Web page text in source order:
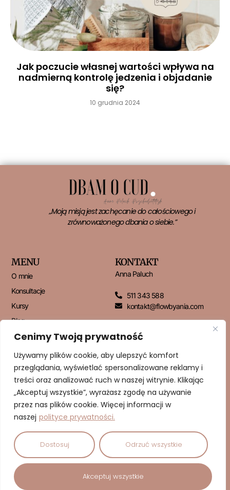
Cenimy Twoją prywatność
Używamy plików cookie, aby ulepszyć komfort
przeglądania, wyświetlać spersonalizowane reklamy i
treści oraz analizować ruch w naszej witrynie. Klikając
„Akceptuj wszystkie”, wyrażasz zgodę na używanie
przez nas plików cookie. Więcej informacji w
naszej polityce prywatności.
Dostosuj Odrzuć wszystkie
Akceptuj wszystkie
Jak poczucie własnej wartości wpływa na
nadmierną kontrolę jedzenia i objadanie
się?
10 grudnia 2024
„Moją misją jest zachęcanie do całościowego i
zrównoważonego dbania o siebie.”
MENU
O mnie
Konsultacje
Kursy
Blog
Kontakt
KONTAKT
Anna Paluch
511 343 588
kontakt@flowbyania.com
NEWSLETTER
ZAPISUJĘ SIĘ!
© 2026 Dbam o Cud | Anna Paluch – Psychodietetyk | Wszelkie